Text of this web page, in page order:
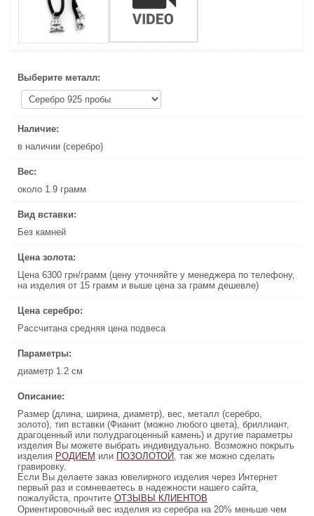
Выберите металл:
Наличие:
в наличии (серебро)
Вес:
около 1.9 грамм
Вид вставки:
Без камней
Цена золота:
Цена 6300 грн/грамм (цену уточняйте у менеджера по телефону,
на изделия от 15 грамм и выше цена за грамм дешевле)
Цена серебро:
Рассчитана средняя цена подвеса
Параметры:
диаметр 1.2 см
Описание:
Размер (длина, ширина, диаметр), вес, металл (серебро,
золото), тип вставки (Фианит (можно любого цвета), бриллиант,
драгоценный или полудрагоценный камень) и другие параметры
изделия Вы можете выбрать индивидуально. Возможно покрыть
изделия РОДИЕМ или ПОЗОЛОТОЙ, так же можно сделать
гравировку.
Если Вы делаете заказ ювелирного изделия через Интернет
первый раз и сомневаетесь в надежности нашего сайта,
пожалуйста, прочтите ОТЗЫВЫ КЛИЕНТОВ
Ориентировочный вес изделия из серебра на 20% меньше чем
Цена 6300 грн/грамм (цену уточняйте у менеджера по телефону,
на изделия от 15 грамм и выше цена за грамм дешевле)
Рассчитана средняя цена подвеса
Размер (длина, ширина, диаметр), вес, металл (серебро,
золото), тип вставки (Фианит (можно любого цвета), бриллиант,
драгоценный или полудрагоценный камень) и другие параметры
изделия Вы можете выбрать индивидуально. Возможно покрыть
изделия
РОДИЕМ
или
ПОЗОЛОТОЙ
, так же можно сделать
Если Вы делаете заказ ювелирного изделия через Интернет
первый раз и сомневаетесь в надежности нашего сайта,
пожалуйста, прочтите
ОТЗЫВЫ КЛИЕНТОВ
Ориентировочный вес изделия из серебра на 20% меньше чем